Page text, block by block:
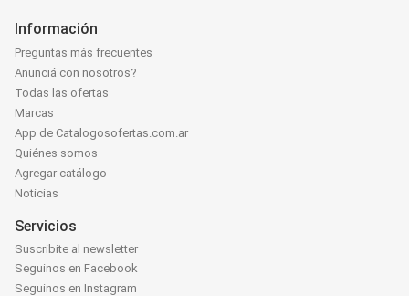
Información
Preguntas más frecuentes
Anunciá con nosotros?
Todas las ofertas
Marcas
App de Catalogosofertas.com.ar
Quiénes somos
Agregar catálogo
Noticias
Servicios
Suscribite al newsletter
Seguinos en Facebook
Seguinos en Instagram